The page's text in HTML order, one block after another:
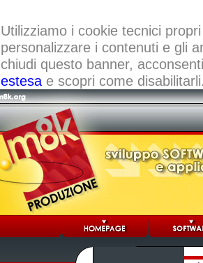
Utilizziamo i cookie tecnici
personalizzare i contenuti e gli
chiudi questo banner,
estesae scopri come